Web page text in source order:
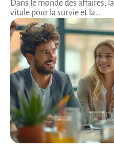
Dans le monde des affaires,
vitale pour la survie et la…